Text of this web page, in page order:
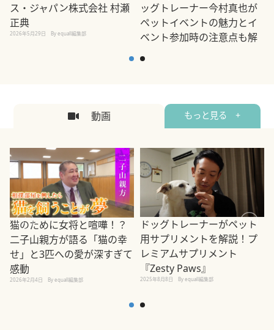
ス・ジャパン株式会社 村瀬
正典
2026年5月29日 By equall編集部
ッグトレーナー今村真也が
ペットイベントの魅力とイ
ベント参加時の注意点も解
2026年5月12日
動画 もっと見る +
猫のために女将と喧嘩！？
二子山親方が語る「猫の幸
せ」と3匹への愛が深すぎて
感動
2026年2月4日 By equall編集部
ドッグトレーナーがペット
用サプリメントを解説！プ
レミアムサプリメント
『Zesty Paws』
2025年8月8日 By equall編集部